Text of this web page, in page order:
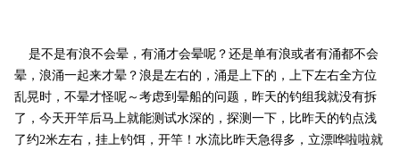
是不是有浪不会晕，有涌才会晕呢？还是单有浪或者有涌都不会
晕，浪涌一起来才晕？浪是左右的，涌是上下的，上下左右全方位
乱晃时，不晕才怪呢～考虑到晕船的问题，昨天的钓组我就没有拆
了，今天开竿后马上就能测试水深的，探测一下，比昨天的钓点浅
了约2米左右，挂上钓饵，开竿！水流比昨天急得多，立漂哗啦啦就